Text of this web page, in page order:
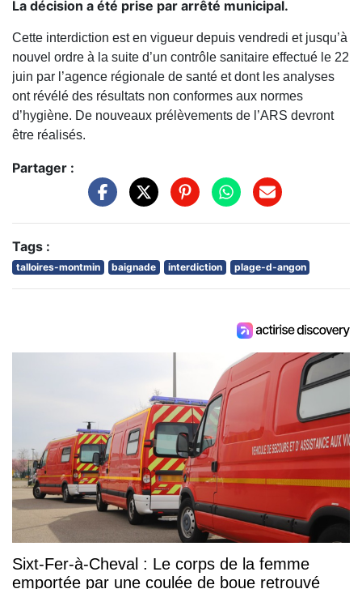
La décision a été prise par arrêté municipal.
Cette interdiction est en vigueur depuis vendredi et jusqu’à
nouvel ordre à la suite d’un contrôle sanitaire effectué le 22
juin par l’agence régionale de santé et dont les analyses
ont révélé des résultats non conformes aux normes
d’hygiène. De nouveaux prélèvements de l’ARS devront
être réalisés.
Partager :
Tags :
talloires-montmin baignade interdiction plage-d-angon
Sixt-Fer-à-Cheval : Le corps de la femme
emportée par une coulée de boue retrouvé